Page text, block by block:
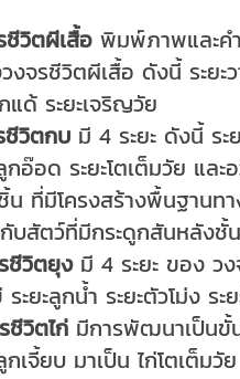
ชีวิตผีเสื้อ พิมพ์ภาพและค
งจรชีวิตผีเสื้อ ดังนี้ ระยะว
แด้ ระยะเจริญวัย
ชีวิตกบมี 4 ระยะ ดังนี้ ระย
อ๊อด ระยะโตเต็มวัย และ
น ที่มีโครงสร้างพื้นฐานท
บสัตว์ที่มีกระดูกสันหลังชั้
ชีวิตยุง มี 4 ระยะ ของ ว
ระยะลูกน้ำ ระยะตัวโม่ง ระ
ชีวิตไก่ มีการพัฒนาเป็นขั้
เจี้ยบ มาเป็น ไก่โตเต็มวัย